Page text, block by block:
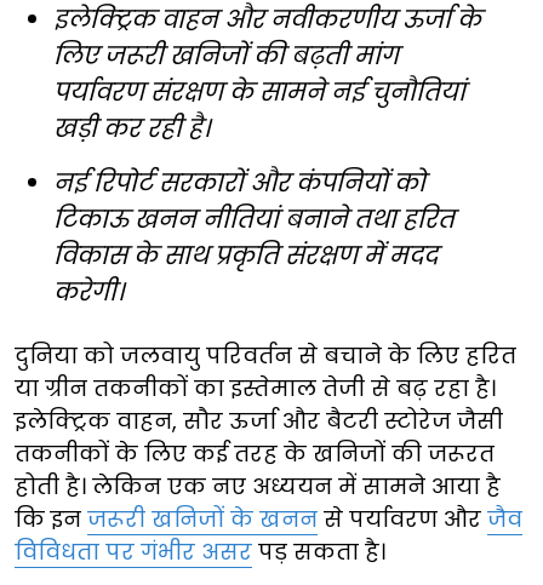
इलेक्ट्रिक वाहन और नवीकरणीय ऊर्जा के
लिए जरूरी खनिजों की बढ़ती मांग
पर्यावरण संरक्षण के सामने नई चुनौतियां
खड़ी कर रही है।
नई रिपोर्ट सरकारों और कंपनियों को
टिकाऊ खनन नीतियां बनाने तथा हरित
विकास के साथ प्रकृति संरक्षण में मदद
करेगी।
दुनिया को जलवायु परिवर्तन से बचाने के लिए हरित
या ग्रीन तकनीकों का इस्तेमाल तेजी से बढ़ रहा है।
इलेक्ट्रिक वाहन, सौर ऊर्जा और बैटरी स्टोरेज जैसी
तकनीकों के लिए कई तरह के खनिजों की जरूरत
होती है। लेकिन एक नए अध्ययन में सामने आया है
कि इन जरूरी खनिजों के खनन से पर्यावरण और जैव
विविधता पर गंभीर असर पड़ सकता है।